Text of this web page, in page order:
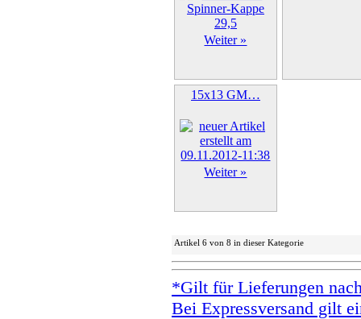
Weiter »
15x13 GM…
Weiter »
Artikel 6 von 8 in dieser Kategorie
*Gilt für Lieferungen
Bei Expressversand gilt